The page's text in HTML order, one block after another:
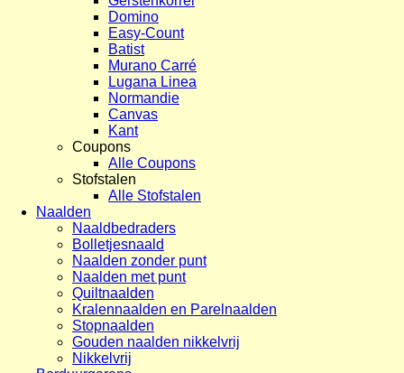
Domino
Easy-Count
Batist
Murano Carré
Lugana Linea
Normandie
Canvas
Kant
Coupons
Alle Coupons
Stofstalen
Alle Stofstalen
Naalden
Naaldbedraders
Bolletjesnaald
Naalden zonder punt
Naalden met punt
Quiltnaalden
Kralennaalden en Parelnaalden
Stopnaalden
Gouden naalden nikkelvrij
Nikkelvrij